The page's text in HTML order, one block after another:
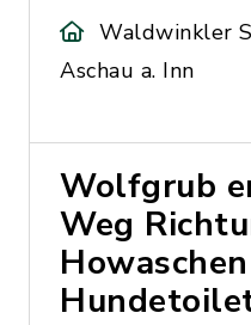
Waldwinkler
Aschau a. Inn
Wolfgrub
Weg